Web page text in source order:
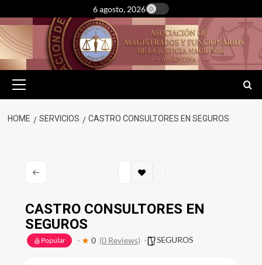
to
content
6 agosto, 2026
Menu
HOME SERVICIOS CASTRO CONSULTORES EN SEGUROS
CASTRO CONSULTORES EN
SEGUROS
Popular 0 (0 Reviews) SEGUROS